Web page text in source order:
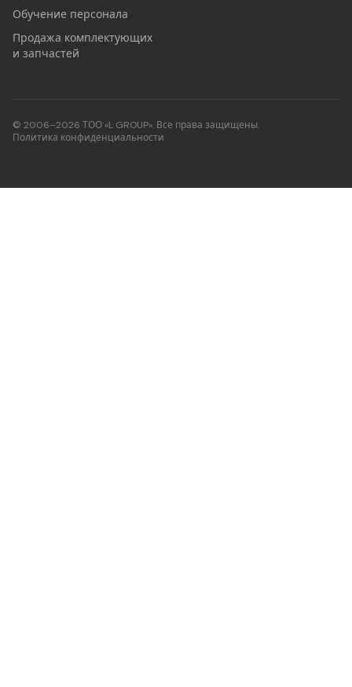
Обучение персонала
Продажа комплектующих
и запчастей
© 2006–2026 ТОО «L GROUP». Все права защищены.
Политика конфиденциальности